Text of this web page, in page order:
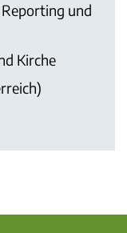
und
Kirche